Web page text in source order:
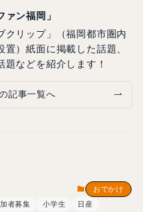
ン福岡」
クリップ」（福岡都市圏内
）紙面に掲載した話題、
などを紹介します！
記事一覧へ
おでかけ
者募集 小学生
日産